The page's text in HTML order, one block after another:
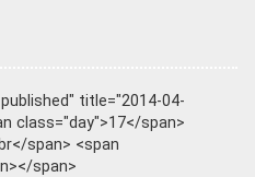
title="2014-04-
class="day">17</span>
span> <span
span>